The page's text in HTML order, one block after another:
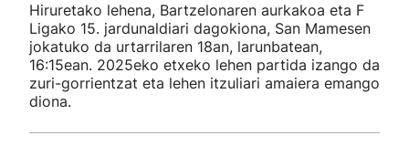
Hiruretako lehena, Bartzelonaren aurkakoa eta F
Ligako 15. jardunaldiari dagokiona, San Mamesen
jokatuko da urtarrilaren 18an, larunbatean,
16:15ean. 2025eko etxeko lehen partida izango da
zuri-gorrientzat eta lehen itzuliari amaiera emango
diona.